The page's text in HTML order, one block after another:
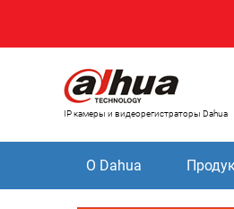
IP камеры и видеорегистраторы Dahua
О Dahua